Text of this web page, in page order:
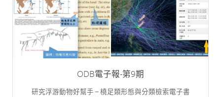
ODB電子報-第9期
研究浮游動物好幫手 – 橈足類形態與分類檢索電子書